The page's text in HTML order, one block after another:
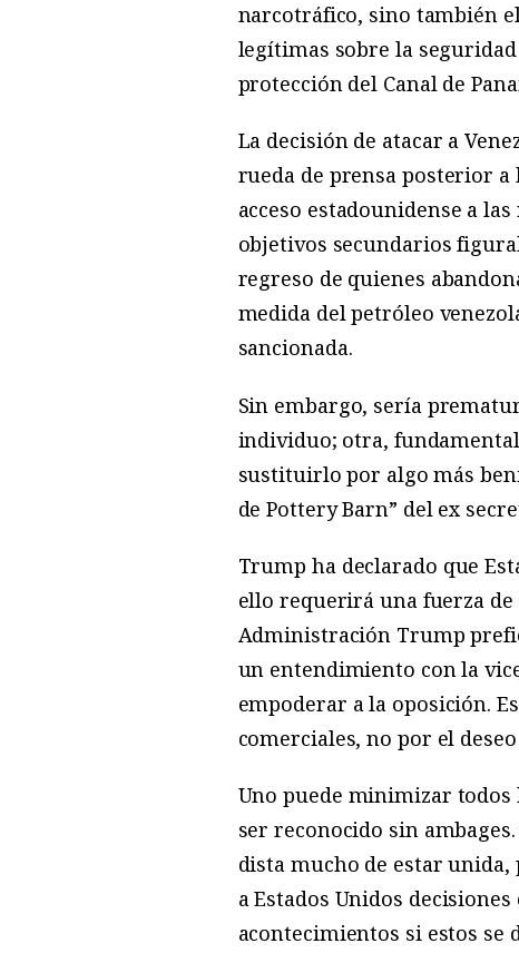
narcotráfico, sino también
legítimas sobre la
protección del Canal de
La decisión de atacar a
rueda de prensa posterior
acceso estadounidense a
objetivos secundarios
regreso de quienes
medida del petróleo
sancionada.
Sin embargo, sería
individuo; otra,
sustituirlo por algo más
de Pottery Barn” del ex
Trump ha declarado que
ello requerirá una fuerza de
Administración Trump
un entendimiento con la
empoderar a la oposición.
comerciales, no por el
Uno puede minimizar
ser reconocido sin
dista mucho de estar
a Estados Unidos
acontecimientos si estos se